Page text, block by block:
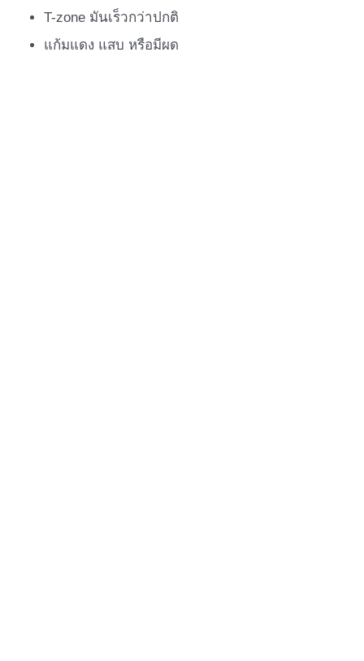
T-zone มันเร็วกว่าปกติ
แก้มแดง แสบ หรือมีผด